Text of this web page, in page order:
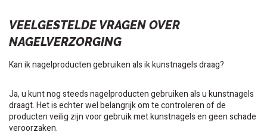
VEELGESTELDE VRAGEN OVER
NAGELVERZORGING
Kan ik nagelproducten gebruiken als ik kunstnagels draag?
Ja, u kunt nog steeds nagelproducten gebruiken als u kunstnagels
draagt. Het is echter wel belangrijk om te controleren of de
producten veilig zijn voor gebruik met kunstnagels en geen schade
veroorzaken.